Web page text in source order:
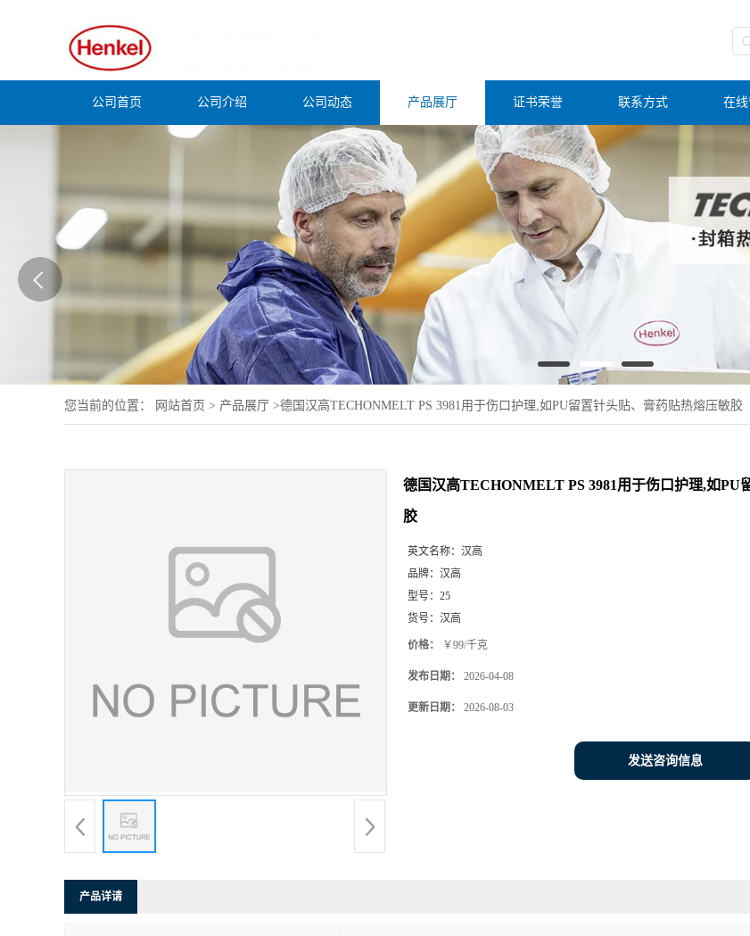
公司首页 公司介绍 公司动态 产品展厅 证书荣誉 联系方式 在
您当前的位置： 网站首页 > 产品展厅 >德国汉高TECHONMELT PS 3981用于伤口护理,如PU留置针头贴、膏药贴热熔压敏胶
德国汉高TECHONMELT PS 3981用于伤口护理,如PU
胶
英文名称： 汉高
品牌： 汉高
型号： 25
货号： 汉高
价格： ￥99/千克
发布日期： 2026-04-08
更新日期： 2026-08-03
发送咨询信息
产品详请